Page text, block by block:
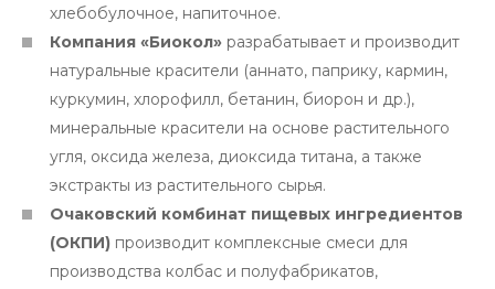
хлебобулочное, напиточное.
Компания «Биокол» разрабатывает и производит
натуральные красители (аннато, паприку, кармин,
куркумин, хлорофилл, бетанин, биорон и др.),
минеральные красители на основе растительного
угля, оксида железа, диоксида титана, а также
экстракты из растительного сырья.
Очаковский комбинат пищевых ингредиентов
(ОКПИ) производит комплексные смеси для
производства колбас и полуфабрикатов,